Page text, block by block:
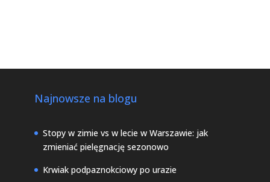
Najnowsze na blogu
Stopy w zimie vs w lecie w Warszawie: jak
zmieniać pielęgnację sezonowo
Krwiak podpaznokciowy po urazie